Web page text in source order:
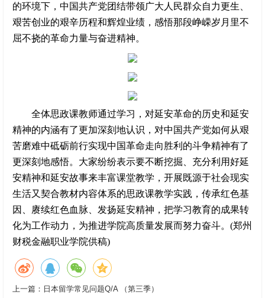
的环境下，中国共产党团结带领广大人民群众自力更生、
艰苦创业的艰辛历程和辉煌业绩，感悟那段峥嵘岁月里不
屈不挠的革命力量与奋进精神。
全体思政课教师通过学习，对延安革命的历史和延安
精神的内涵有了更加深刻地认识，对中国共产党如何从艰
苦磨难中砥砺前行实现中国革命走向胜利的斗争精神有了
更深刻地感悟。大家纷纷表示要不断挖掘、充分利用好延
安精神和延安故事来丰富课堂教学，开展既源于社会现实
生活又契合教材内容体系的思政课教学实践，传承红色基
因、赓续红色血脉、发扬延安精神，把学习教育的成果转
化为工作动力，为推进学院高质量发展而努力奋斗。(郑州
财税金融职业学院供稿)
上一篇： 日本留学常见问题Q/A （第三季）